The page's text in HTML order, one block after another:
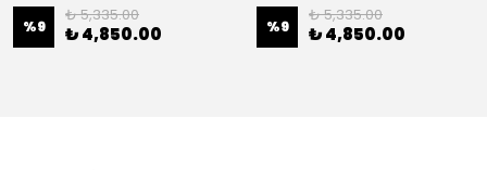
%9
₺ 5,335.00
₺ 4,850.00 %9
₺ 5,335.00
₺ 4,850.00